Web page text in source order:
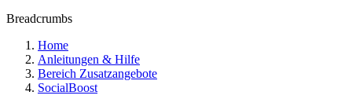
Breadcrumbs
Home
Anleitungen & Hilfe
Bereich Zusatzangebote
SocialBoost